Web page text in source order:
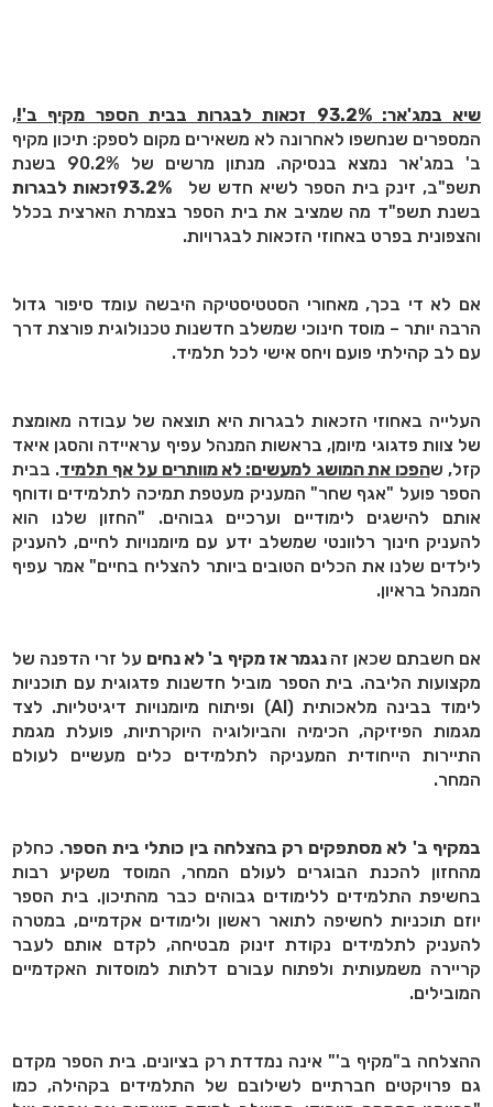
שיא במג'אר: 93.2% זכאות לבגרות בבית הספר מקיף ב'!
,
המספרים שנחשפו לאחרונה לא משאירים מקום לספק: תיכון מקיף
ב' במג'אר נמצא בנסיקה. מנתון מרשים של 90.2% בשנת
תשפ"ב, זינק בית הספר לשיא חדש של
93.2%זכאות לבגרות
בשנת תשפ"ד מה שמציב את בית הספר בצמרת הארצית בכלל
והצפונית בפרט באחוזי הזכאות לבגרויות.
אם לא די בכך, מאחורי הסטטיסטיקה היבשה עומד סיפור גדול
הרבה יותר – מוסד חינוכי שמשלב חדשנות טכנולוגית פורצת דרך
עם לב קהילתי פועם ויחס אישי לכל תלמיד.
העלייה באחוזי הזכאות לבגרות היא תוצאה של עבודה מאומצת
של צוות פדגוגי מיומן, בראשות המנהל עפיף עראיידה והסגן איאד
קזל, שהפכו את המושג למעשים: לא מוותרים על אף תלמיד. בבית
הספר פועל "אגף שחר" המעניק מעטפת תמיכה לתלמידים ודוחף
אותם להישגים לימודיים וערכיים גבוהים. "החזון שלנו הוא
להעניק חינוך רלוונטי שמשלב ידע עם מיומנויות לחיים, להעניק
לילדים שלנו את הכלים הטובים ביותר להצליח בחיים" אמר עפיף
המנהל בראיון.
אם חשבתם שכאן זהנגמר אז מקיף ב' לא נחיםעל זרי הדפנה של
מקצועות הליבה. בית הספר מוביל חדשנות פדגוגית עם תוכניות
לימוד בבינה מלאכותית(AI) ופיתוח מיומנויות דיגיטליות. לצד
מגמות הפיזיקה, הכימיה והביולוגיה היוקרתיות, פועלת מגמת
התיירות הייחודית המעניקה לתלמידים כלים מעשיים לעולם
המחר.
במקיף ב' לא מסתפקים רק בהצלחה בין כותלי בית הספר. כחלק
מהחזון להכנת הבוגרים לעולם המחר, המוסד משקיע רבות
בחשיפת התלמידים ללימודים גבוהים כבר מהתיכון. בית הספר
יוזם תוכניות לחשיפה לתואר ראשון ולימודים אקדמיים, במטרה
להעניק לתלמידים נקודת זינוק מבטיחה, לקדם אותם לעבר
קריירה משמעותית ולפתוח עבורם דלתות למוסדות האקדמיים
המובילים.
ההצלחה ב"מקיף ב'" אינה נמדדת רק בציונים. בית הספר מקדם
גם פרויקטים חברתיים לשילובם של התלמידים בקהילה, כמו